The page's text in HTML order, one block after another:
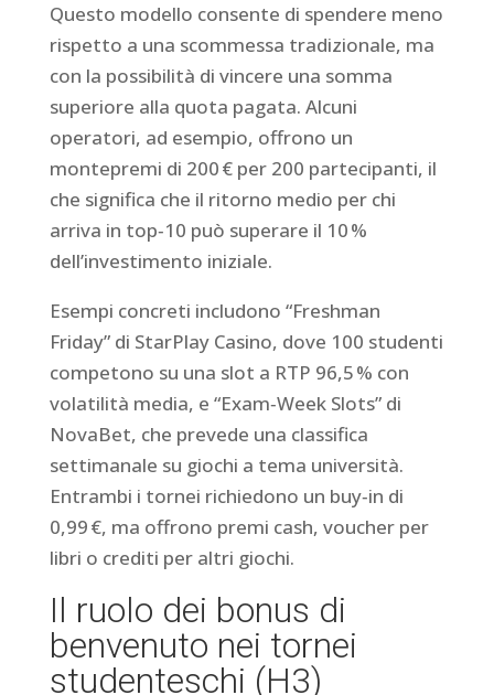
Questo modello consente di spendere meno
rispetto a una scommessa tradizionale, ma
con la possibilità di vincere una somma
superiore alla quota pagata. Alcuni
operatori, ad esempio, offrono un
montepremi di 200 € per 200 partecipanti, il
che significa che il ritorno medio per chi
arriva in top‑10 può superare il 10 %
dell’investimento iniziale.
Esempi concreti includono “Freshman
Friday” di StarPlay Casino, dove 100 studenti
competono su una slot a RTP 96,5 % con
volatilità media, e “Exam‑Week Slots” di
NovaBet, che prevede una classifica
settimanale su giochi a tema università.
Entrambi i tornei richiedono un buy‑in di
0,99 €, ma offrono premi cash, voucher per
libri o crediti per altri giochi.
Il ruolo dei bonus di
benvenuto nei tornei
studenteschi (H3)